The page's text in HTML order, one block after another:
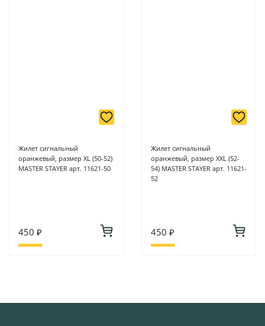
Жилет сигнальный
оранжевый, размер XL (50-52)
MASTER STAYER арт. 11621-50
450 ₽
Жилет сигнальный
оранжевый, размер XXL (52-
54) MASTER STAYER арт. 11621-
52
450 ₽